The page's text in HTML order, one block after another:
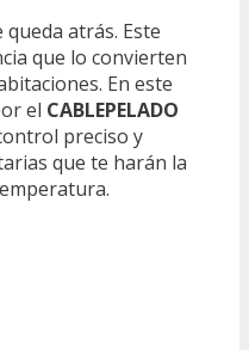
queda atrás. Este
que lo convierten
En este
el CABLEPELADO
preciso y
que te harán la